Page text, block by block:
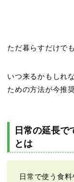
ただ暮らすだけで
いつ来るかもしれ
ための方法が今推
日常の延長で
とは
日常で使う食